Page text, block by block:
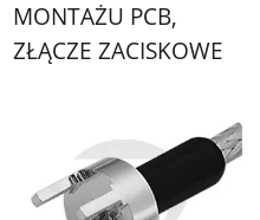
MONTAŻU PCB,
ZŁĄCZE ZACISKOWE